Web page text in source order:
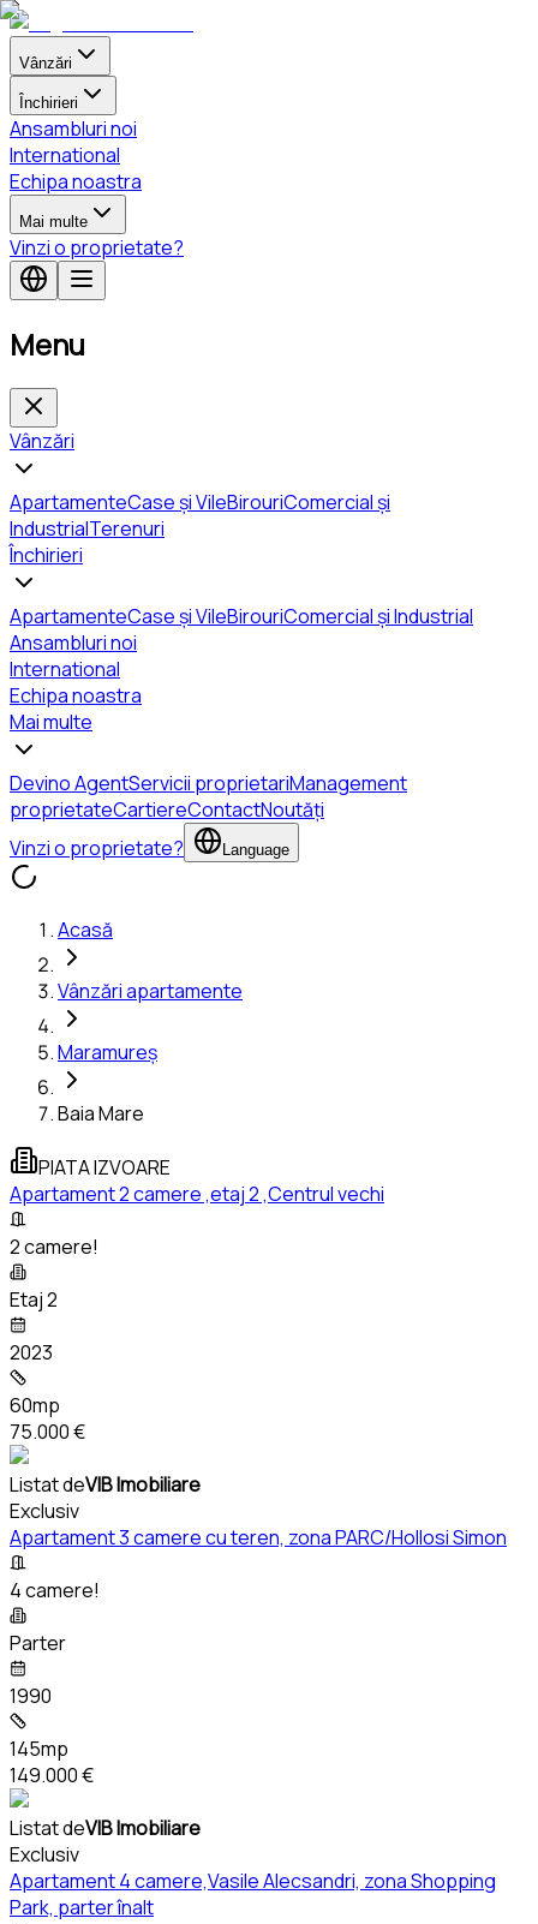
Vânzări
Închirieri
Ansambluri noi
International
Echipa noastra
Mai multe
Vinzi o proprietate?
Menu
Vânzări
ApartamenteCase și VileBirouriComercial și
IndustrialTerenuri
Închirieri
ApartamenteCase și VileBirouriComercial și Industrial
Ansambluri noi
International
Echipa noastra
Mai multe
Devino AgentServicii proprietariManagement
proprietateCartiereContactNoutăți
Vinzi o proprietate?
Language
Acasă
Vânzări apartamente
Maramureș
Baia Mare
PIATA IZVOARE
Apartament 2 camere ,etaj 2 ,Centrul vechi
2 camere!
Etaj 2
2023
60mp
75.000 €
Listat deVIB Imobiliare
Exclusiv
Apartament 3 camere cu teren, zona PARC/Hollosi Simon
4 camere!
Parter
1990
145mp
149.000 €
Listat deVIB Imobiliare
Exclusiv
Apartament 4 camere,Vasile Alecsandri, zona Shopping
Park, parter înalt